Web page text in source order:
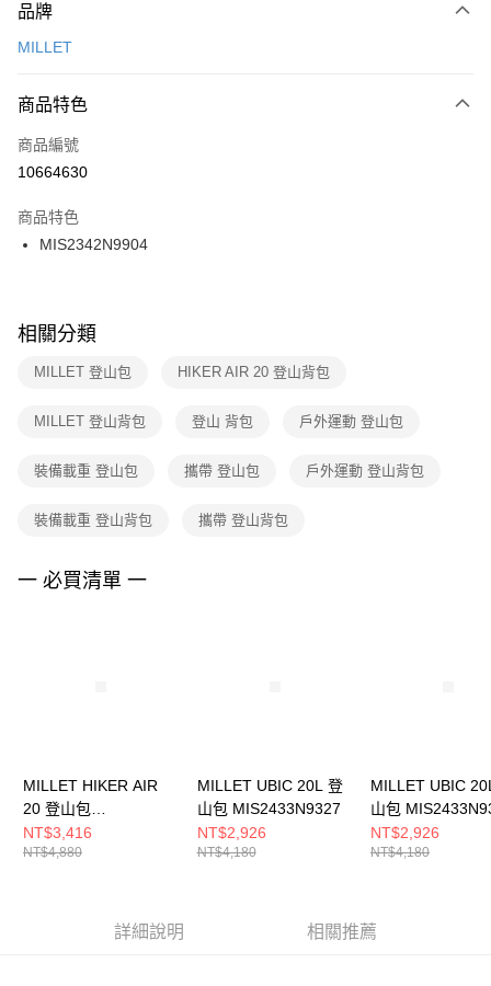
台灣樂天信用卡公司
【關於「AFTEE先享後付」】
便利好安心！
３．安心：先確認商品／服務後，再付款。
【「AFTEE先享後付」結帳流程】
１．於結帳方式選擇「AFTEE先享後付」後，將跳轉至「AFTEE先享後付」
２．訂單成立數日內，您將收到繳費通知簡訊。
３．收到繳費通知簡訊後14天內，點擊此簡訊中的連結，可透過四大超商／
ATM／網路銀行／等多元方式進行付款，方視為交易完成。
※ 交易是否成功請以「AFTEE先享後付 」之結帳頁面顯示為準，若有關於
是否繳費成功／繳費後需取消欲退款等相關疑問，請聯繫「AFTEE先享後付
客戶支援中心」https://netprotections.freshdesk.com/support/home
１．透過由恩沛科技股份有限公司提供之「AFTEE先享後付」服務完成之交
權轉讓予恩沛科技股份有限公司。
３．未成年的使用者請事先徵得法定代理人或監護人之同意方可使用
４．使用「AFTEE先享後付」時，將依據個別帳號之用戶狀況，依本公司即
運送方式
每筆NT$100，滿NT$1,500(含以上)免運費
宅配
每筆NT$100，滿NT$1,500(含以上)免運費
付款後門市自取
每筆NT$100，滿NT$1,500(含以上)免運費
品牌
MILLET
商品特色
商品編號
10664630
商品特色
MIS2342N9904
相關分類
MILLET 登山包 HIKER AIR 20 登山背包
MILLET 登山背包 登山 背包 戶外運動 登山包
裝備載重 登山包 攜帶 登山包 戶外運動 登山背包
裝備載重 登山背包 攜帶 登山背包
一 必買清單 一
MILLET HIKER AIR
20 登山包
MIS2342N0247
NT$3,416
NT$4,880
MILLET UBIC 20L 登
山包 MIS2433N9327
NT$2,926
NT$4,180
MILLET UBIC
山包
NT$2,926
NT$4,180
詳細說明 相關推薦